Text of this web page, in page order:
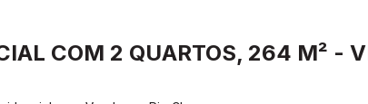
COM 2 QUARTOS, 264 M² -